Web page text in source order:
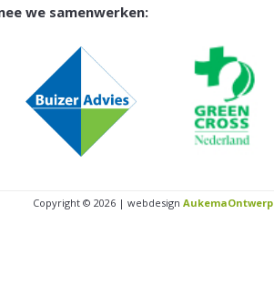
we samenwerken:
Copyright © 2026 | webdesign AukemaOntwerp